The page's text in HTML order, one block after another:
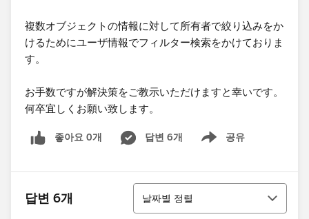
複数オブジェクトの情報に対して所有者で絞り込みをか
けるためにユーザ情報でフィルター検索をかけておりま
す。
お手数ですが解決策をご教示いただけますと幸いです。
何卒宜しくお願い致します。
좋아요 0개 답변 6개 공유
Show menu
답변 6개
정렬
날짜별 정렬